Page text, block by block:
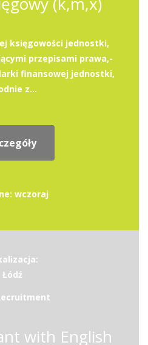
księgowości jednostki,
przepisami prawa,-
finansowej jednostki,
z...
wczoraj
Łódź
with English